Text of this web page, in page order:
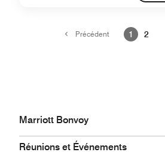
Précédent 1 2
Marriott Bonvoy
Réunions et Événements